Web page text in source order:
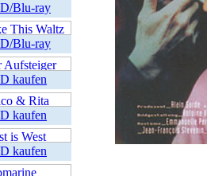
Blu-ray
Blu-ray
kaufen
kaufen
kaufen